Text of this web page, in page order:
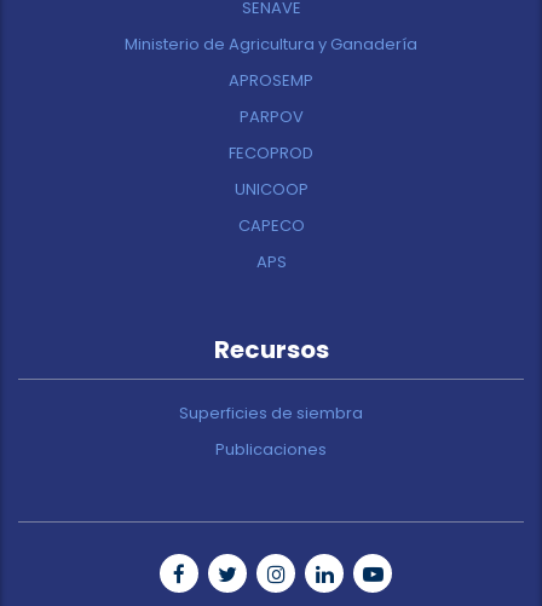
SENAVE
Ministerio de Agricultura y Ganadería
APROSEMP
PARPOV
FECOPROD
UNICOOP
CAPECO
APS
Recursos
Superficies de siembra
Publicaciones